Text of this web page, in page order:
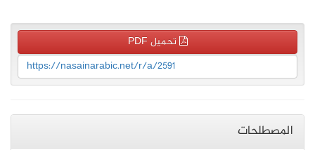
تحميل PDF
https://nasainarabic.net/r/a/2591
المصطلحات